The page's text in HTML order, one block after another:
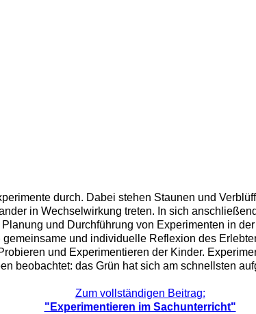
durch. Dabei stehen Staunen und
in Wechselwirkung treten. In sich
und Durchführung von Experimenten in
und individuelle Reflexion des
und Experimentieren der Kinder.
beobachtet: das Grün hat sich am schnellsten
Zum vollständigen Beitrag:
"Experimentieren im Sachunterricht"